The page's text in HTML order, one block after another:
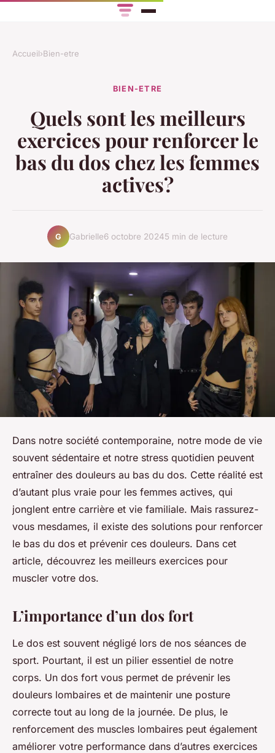
Accueil›Bien-etre
BIEN-ETRE
Quels sont les meilleurs
exercices pour renforcer le
bas du dos chez les femmes
actives?
G Gabrielle6 octobre 20245 min de lecture
Dans notre société contemporaine, notre mode de vie
souvent sédentaire et notre stress quotidien peuvent
entraîner des douleurs au bas du dos. Cette réalité est
d’autant plus vraie pour les femmes actives, qui
jonglent entre carrière et vie familiale. Mais rassurez-
vous mesdames, il existe des solutions pour renforcer
le bas du dos et prévenir ces douleurs. Dans cet
article, découvrez les meilleurs exercices pour
muscler votre dos.
L’importance d’un dos fort
Le dos est souvent négligé lors de nos séances de
sport. Pourtant, il est un pilier essentiel de notre
corps. Un dos fort vous permet de prévenir les
douleurs lombaires et de maintenir une posture
correcte tout au long de la journée. De plus, le
renforcement des muscles lombaires peut également
améliorer votre performance dans d’autres exercices